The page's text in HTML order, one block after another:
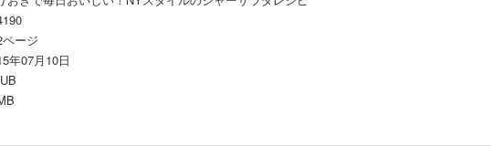
ページ
年07月10日